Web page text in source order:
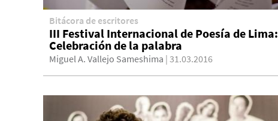
Bitácora de escritores
III Festival Internacional de Poesía de Lima:
Celebración de la palabra
Miguel A. Vallejo Sameshima | 31.03.2016